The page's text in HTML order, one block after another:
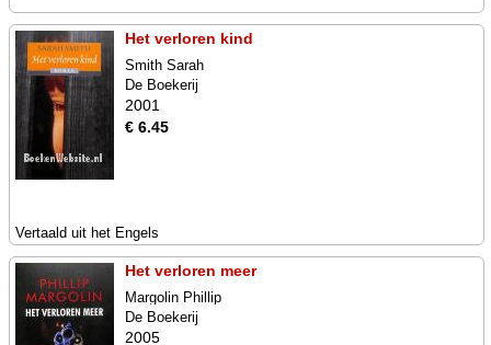
Het verloren kind
Smith Sarah
De Boekerij
2001
€ 6.45
Vertaald uit het Engels
Het verloren meer
Margolin Phillip
De Boekerij
2005